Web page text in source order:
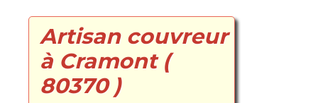
Artisan couvreur
à Cramont (
80370 )